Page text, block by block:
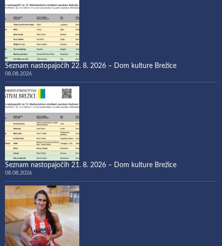
Seznam nastopajočih 22. 8. 2026 – Dom kulture Brežice
08.08.2026
Seznam nastopajočih 21. 8. 2026 – Dom kulture Brežice
08.08.2026